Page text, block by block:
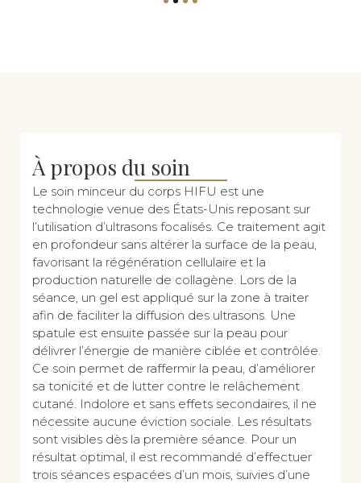
À propos du soin
Le soin minceur du corps HIFU est une
technologie venue des États-Unis reposant sur
l’utilisation d’ultrasons focalisés. Ce traitement agit
en profondeur sans altérer la surface de la peau,
favorisant la régénération cellulaire et la
production naturelle de collagène. Lors de la
séance, un gel est appliqué sur la zone à traiter
afin de faciliter la diffusion des ultrasons. Une
spatule est ensuite passée sur la peau pour
délivrer l’énergie de manière ciblée et contrôlée.
Ce soin permet de raffermir la peau, d’améliorer
sa tonicité et de lutter contre le relâchement
cutané. Indolore et sans effets secondaires, il ne
nécessite aucune éviction sociale. Les résultats
sont visibles dès la première séance. Pour un
résultat optimal, il est recommandé d’effectuer
trois séances espacées d’un mois, suivies d’une